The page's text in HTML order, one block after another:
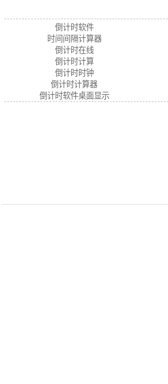
倒计时软件
时间间隔计算器
倒计时在线
倒计时计算
倒计时时钟
倒计时计算器
倒计时软件桌面显示